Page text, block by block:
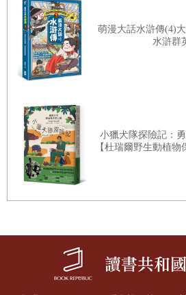
「字」，竟然通通都跳起舞，唱起
文字的敘述，走進另一個「我」
這，就是文字藝術的魅力所在！
淑芬的《 童年原來是喜劇》，
照作者的說法：是一部「童年蠢人
友讀了安心——原來，世界上的孩
傻事，說錯話，甚至受到懲罰！
這本書的用意，希望你別和她「同
朵後，嚇得小豬鬼叫連天到處竄，
的豬尿在你的肚皮上嗎？你會和班
萌漫大話水滸傳(4)
水滸群
小獵犬隊探險記：
【杜瑞爾野生動植物